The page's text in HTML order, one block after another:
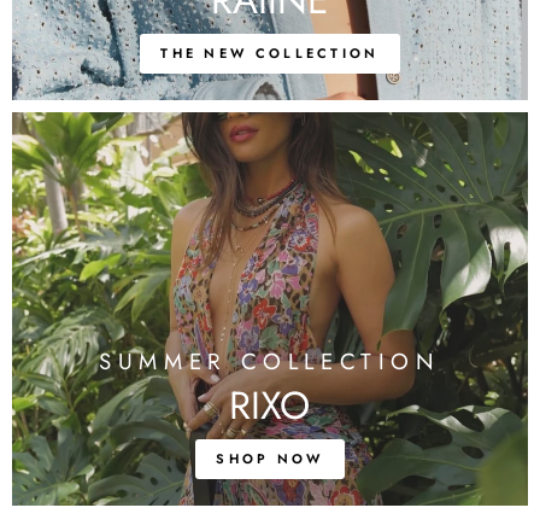
THE NEW COLLECTION
SUMMER COLLECTION
RIXO
SHOP NOW